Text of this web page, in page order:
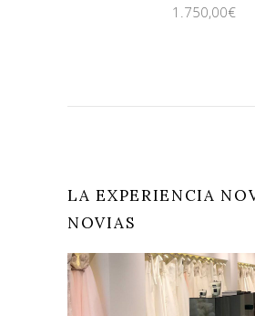
1.750,00€
LA EXPERIENCIA
NOVIAS